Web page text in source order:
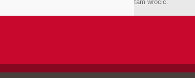
tam wrócić.